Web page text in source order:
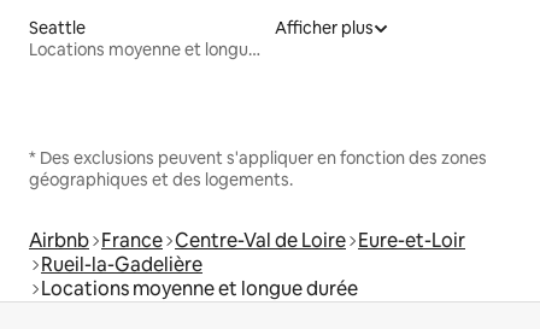
Seattle
Locations moyenne et longue durée
Afficher plus
* Des exclusions peuvent s'appliquer en fonction des zones
géographiques et des logements.
Airbnb France Centre-Val de Loire Eure-et-Loir
Rueil-la-Gadelière
Locations moyenne et longue durée